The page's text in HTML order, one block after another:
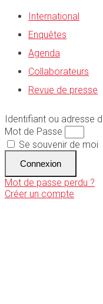
International
Enquêtes
Agenda
Collaborateurs
Revue de presse
Identifiant ou adresse
Mot de Passe
Se souvenir de moi
Connexion
Mot de passe perdu ?
Créer un compte